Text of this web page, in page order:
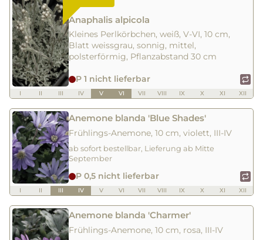
Anaphalis alpicola
Kleines Perlkörbchen, weiß, V-VI, 10 cm,
Blatt weissgrau, sonnig, mittel,
polsterförmig, Pflanzabstand 30 cm
P 1 nicht lieferbar
I II III IV V VI VII VIII IX X XI XII
Anemone blanda 'Blue Shades'
Frühlings-Anemone, 10 cm, violett, III-IV
ab sofort bestellbar, Lieferung ab Mitte
September
P 0,5 nicht lieferbar
I II III IV V VI VII VIII IX X XI XII
Anemone blanda 'Charmer'
Frühlings-Anemone, 10 cm, rosa, III-IV